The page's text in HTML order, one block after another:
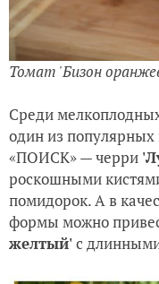
Томат 'Бизон
Среди
один из
«ПОИСК» — черри
роскошными
помидорок. А в
формы можно
желтый'с